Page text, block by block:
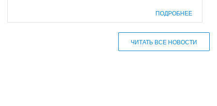
ПОДРОБНЕЕ
ЧИТАТЬ ВСЕ НОВОСТИ